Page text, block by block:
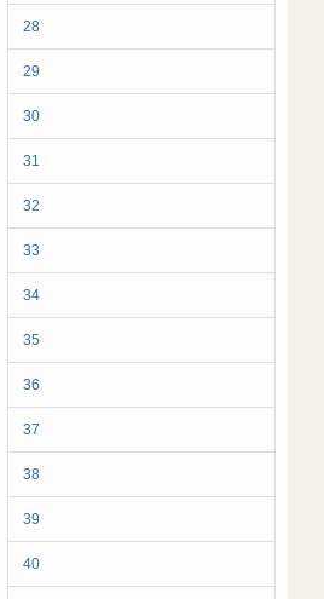
28
29
30
31
32
33
34
35
36
37
38
39
40